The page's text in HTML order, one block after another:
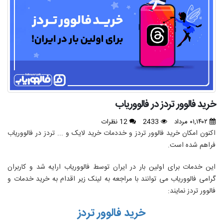
خرید فالوور تردز در فالووریاب
اکنون امکان خرید فالوور تردز و خددمات خرید لایک و ... تردز در فالووریاب
فراهم شده است.
این خدمات برای اولین بار در ایران توسط فالووریاب ارایه شد و کاربران
گرامی فالووریاب می توانند با مراجعه به لینک زیر اقدام به خرید خدمات و
فالوور تردز نمایند:
خرید فالوور تردز